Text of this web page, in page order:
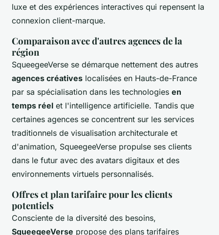
luxe et des expériences interactives qui repensent la
connexion client-marque.
Comparaison avec d'autres agences de la
région
SqueegeeVerse se démarque nettement des autres
agences créatives localisées en Hauts-de-France
par sa spécialisation dans les technologies en
temps réel et l'intelligence artificielle. Tandis que
certaines agences se concentrent sur les services
traditionnels de visualisation architecturale et
d'animation, SqueegeeVerse propulse ses clients
dans le futur avec des avatars digitaux et des
environnements virtuels personnalisés.
Offres et plan tarifaire pour les clients
potentiels
Consciente de la diversité des besoins,
SqueegeeVerse propose des plans tarifaires